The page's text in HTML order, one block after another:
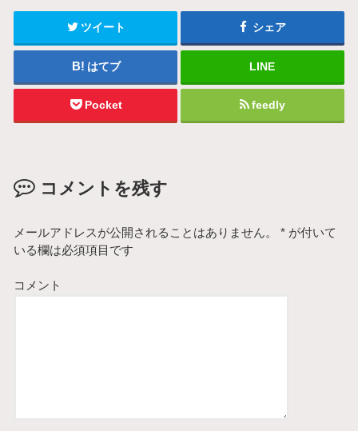
ツイート シェア
はてブ LINE
Pocket feedly
コメントを残す
メールアドレスが公開されることはありません。 * が付いて
いる欄は必須項目です
コメント